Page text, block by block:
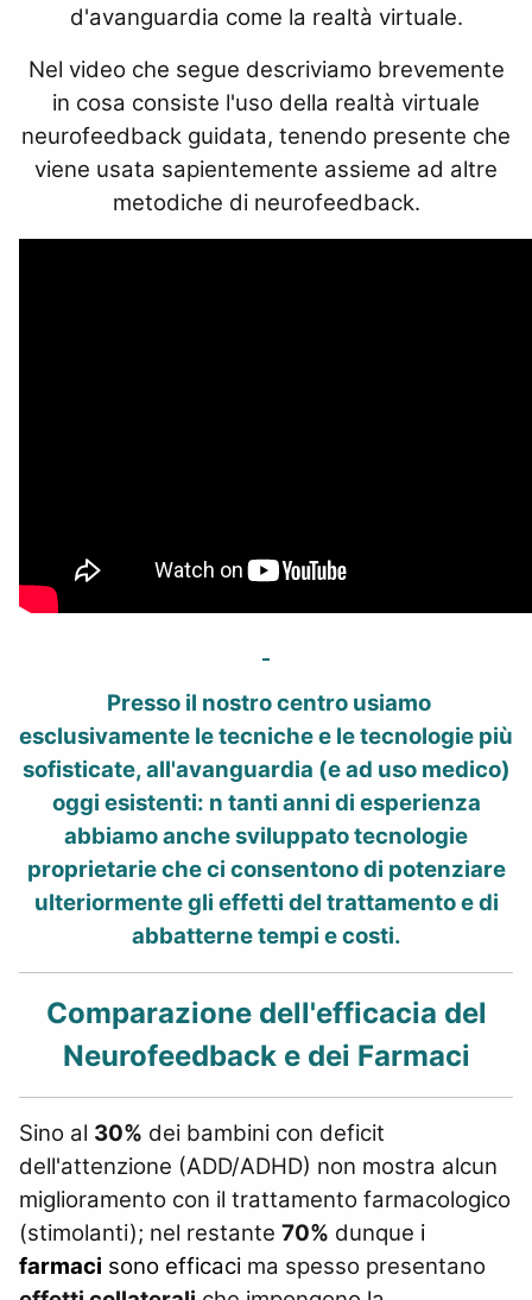
d'avanguardia come la realtà virtuale.
Nel video che segue descriviamo brevemente
in cosa consiste l'uso della realtà virtuale
neurofeedback guidata, tenendo presente che
viene usata sapientemente assieme ad altre
metodiche di neurofeedback.
Presso il nostro centro usiamo
esclusivamente le tecniche e le tecnologie più
sofisticate, all'avanguardia (e ad uso medico)
oggi esistenti: n tanti anni di esperienza
abbiamo anche sviluppato tecnologie
proprietarie che ci consentono di potenziare
ulteriormente gli effetti del trattamento e di
abbatterne tempi e costi.
Comparazione dell'efficacia del
Neurofeedback e dei Farmaci
Sino al 30% dei bambini con deficit
dell'attenzione (ADD/ADHD) non mostra alcun
miglioramento con il trattamento farmacologico
(stimolanti); nel restante 70% dunque i
farmaci sono efficaci ma spesso presentano